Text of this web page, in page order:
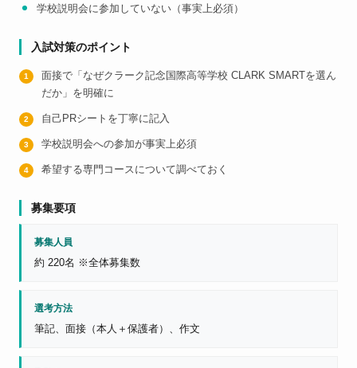
学校説明会に参加していない（事実上必須）
入試対策のポイント
面接で「なぜクラーク記念国際高等学校 CLARK SMARTを選ん
だか」を明確に
自己PRシートを丁寧に記入
学校説明会への参加が事実上必須
希望する専門コースについて調べておく
募集要項
募集人員
約 220名 ※全体募集数
選考方法
筆記、面接（本人＋保護者）、作文